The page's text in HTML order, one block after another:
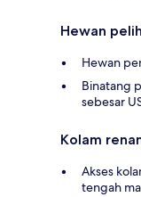
Hewan
Hewan
Binatang
sebesar
Kolam
Akses
tengah